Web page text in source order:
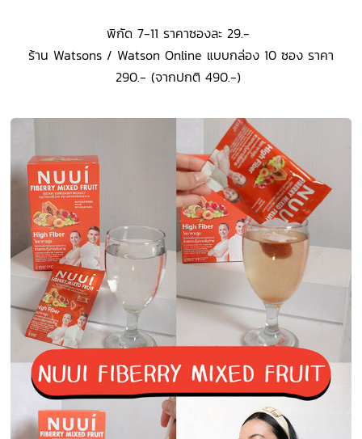
พิกัด 7-11 ราคาซองละ 29.-
ร้าน Watsons / Watson Online แบบกล่อง 10 ซอง ราคา
290.- (จากปกติ 490.-)